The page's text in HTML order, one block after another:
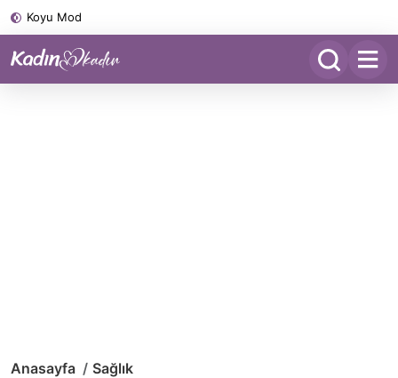
Koyu Mod
Anasayfa Sağlık